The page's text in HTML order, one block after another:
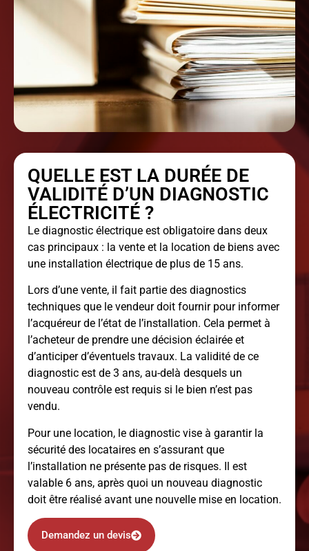
QUELLE EST LA DURÉE DE
VALIDITÉ D’UN DIAGNOSTIC
ÉLECTRICITÉ ?
Le diagnostic électrique est obligatoire dans deux
cas principaux : la vente et la location de biens avec
une installation électrique de plus de 15 ans.
Lors d’une vente, il fait partie des diagnostics
techniques que le vendeur doit fournir pour informer
l’acquéreur de l’état de l’installation. Cela permet à
l’acheteur de prendre une décision éclairée et
d’anticiper d’éventuels travaux. La validité de ce
diagnostic est de 3 ans, au-delà desquels un
nouveau contrôle est requis si le bien n’est pas
vendu.
Pour une location, le diagnostic vise à garantir la
sécurité des locataires en s’assurant que
l’installation ne présente pas de risques. Il est
valable 6 ans, après quoi un nouveau diagnostic
doit être réalisé avant une nouvelle mise en location.
Demandez un devis